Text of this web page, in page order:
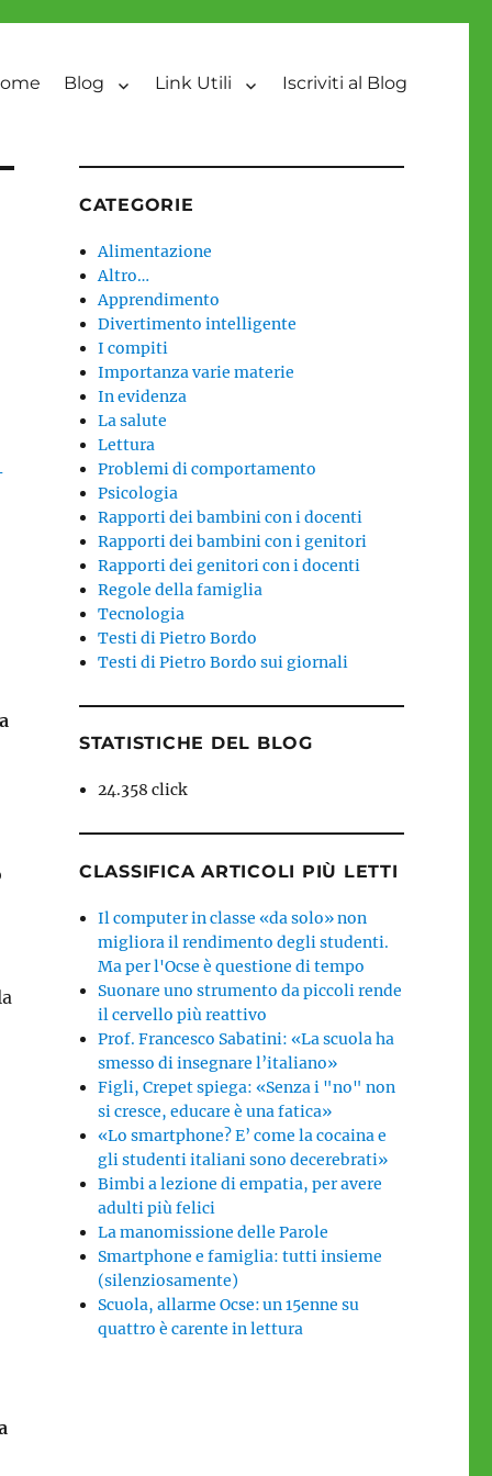
Blog Link Utili Iscriviti al Blog
CATEGORIE
Alimentazione
Altro…
Apprendimento
Divertimento intelligente
I compiti
Importanza varie materie
In evidenza
La salute
Lettura
Problemi di comportamento
Psicologia
Rapporti dei bambini con i docenti
Rapporti dei bambini con i genitori
Rapporti dei genitori con i docenti
Regole della famiglia
Tecnologia
Testi di Pietro Bordo
Testi di Pietro Bordo sui giornali
STATISTICHE DEL BLOG
24.358 click
CLASSIFICA ARTICOLI PIÙ LETTI
Il computer in classe «da solo» non
migliora il rendimento degli studenti.
Ma per l'Ocse è questione di tempo
Suonare uno strumento da piccoli rende
il cervello più reattivo
Prof. Francesco Sabatini: «La scuola ha
smesso di insegnare l’italiano»
Figli, Crepet spiega: «Senza i "no" non
si cresce, educare è una fatica»
«Lo smartphone? E’ come la cocaina e
gli studenti italiani sono decerebrati»
Bimbi a lezione di empatia, per avere
adulti più felici
La manomissione delle Parole
Smartphone e famiglia: tutti insieme
(silenziosamente)
Scuola, allarme Ocse: un 15enne su
quattro è carente in lettura